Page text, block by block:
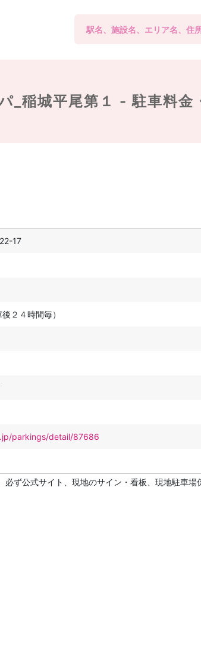
_稲城平尾第１ -駐車料金
17
２４時間毎）
parkings/detail/87686
ず公式サイト、現地のサイン・看板、現地駐車場